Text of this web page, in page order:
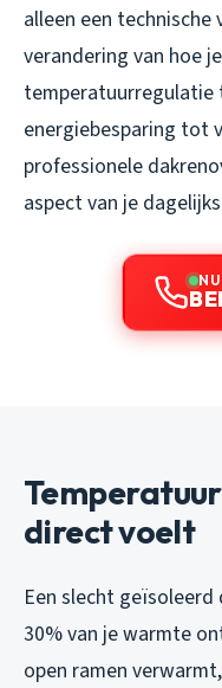
alleen een
verandering van hoe
energiebesparing tot
professionele
aspect van je
direct voelt
Een slecht
30% van je warmte
open ramen